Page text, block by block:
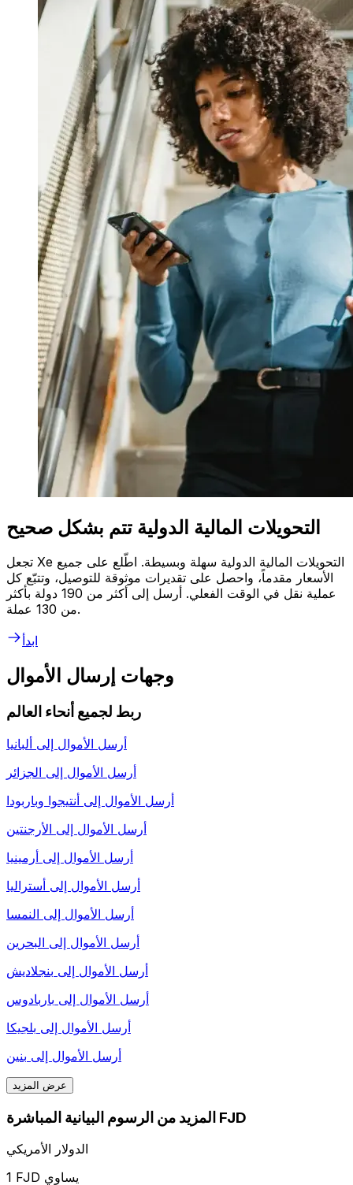
التحويلات المالية الدولية تتم بشكل صحيح
تجعل Xe التحويلات المالية الدولية سهلة وبسيطة. اطّلع على جميع
الأسعار مقدماً، واحصل على تقديرات موثوقة للتوصيل، وتتبّع كل
عملية نقل في الوقت الفعلي. أرسل إلى أكثر من 190 دولة بأكثر
من 130 عملة.
ابدأ
وجهات إرسال الأموال
ربط لجميع أنحاء العالم
أرسل الأموال إلى ألبانيا
أرسل الأموال إلى الجزائر
أرسل الأموال إلى أنتيجوا وباربودا
أرسل الأموال إلى الأرجنتين
أرسل الأموال إلى أرمينيا
أرسل الأموال إلى أستراليا
أرسل الأموال إلى النمسا
أرسل الأموال إلى البحرين
أرسل الأموال إلى بنجلاديش
أرسل الأموال إلى باربادوس
أرسل الأموال إلى بلجيكا
أرسل الأموال إلى بنين
عرض المزيد
المزيد من الرسوم البيانية المباشرة FJD
الدولار الأمريكي
1 FJD يساوي